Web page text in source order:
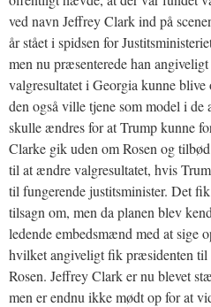
ved navn Jeffrey Clark ind på
år stået i spidsen for
men nu præsenterede han
valgresultatet i Georgia kunne blive
den også ville tjene som model i de
skulle ændres for at Trump kunne
Clarke gik uden om Rosen og
til at ændre valgresultatet, hvis
til fungerende justitsminister. Det
tilsagn om, men da planen blev
ledende embedsmænd med at sige
hvilket angiveligt fik præsidenten til
Rosen. Jeffrey Clark er nu blevet
men er endnu ikke mødt op for at